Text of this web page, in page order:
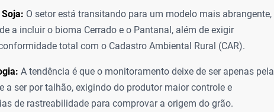
O setor está transitando para um modelo mais abrangente,
a incluir o bioma Cerrado e o Pantanal, além de exigir
total com o Cadastro Ambiental Rural (CAR).
A tendência é que o monitoramento deixe de ser apenas pela
a ser por talhão, exigindo do produtor maior controle e
de rastreabilidade para comprovar a origem do grão.